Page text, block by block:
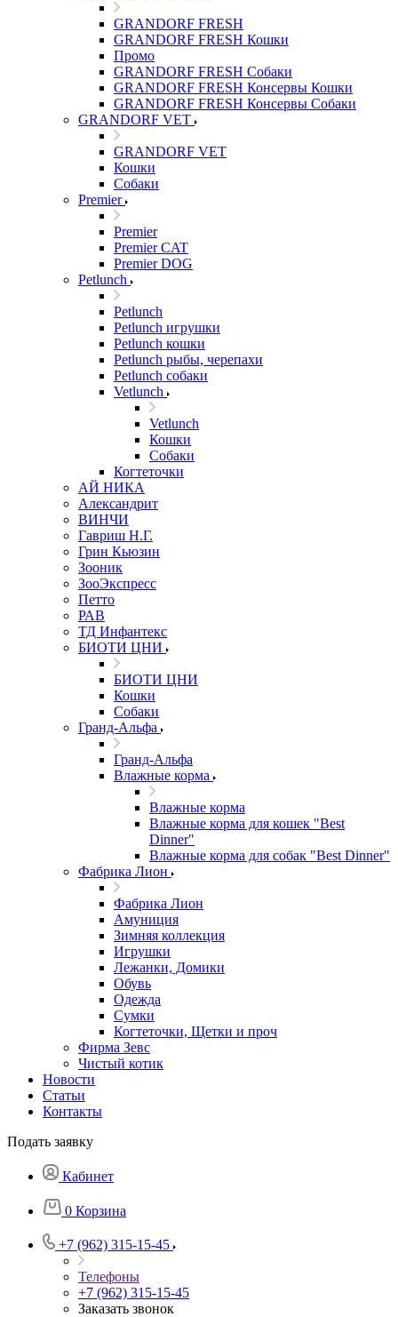
GRANDORF FRESH
GRANDORF FRESH Кошки
Промо
GRANDORF FRESH Собаки
GRANDORF FRESH Консервы Кошки
GRANDORF FRESH Консервы Собаки
GRANDORF VET
GRANDORF VET
Кошки
Собаки
Premier
Premier
Premier CAT
Premier DOG
Petlunch
Petlunch
Petlunch игрушки
Petlunch кошки
Petlunch рыбы, черепахи
Petlunch собаки
Vetlunch
Vetlunch
Кошки
Собаки
Когтеточки
АЙ НИКА
Александрит
ВИНЧИ
Гавриш Н.Г.
Грин Кьюзин
Зооник
ЗооЭкспресс
Петто
РАВ
ТД Инфантекс
БИОТИ ЦНИ
БИОТИ ЦНИ
Кошки
Собаки
Гранд-Альфа
Гранд-Альфа
Влажные корма
Влажные корма
Влажные корма для кошек "Best
Dinner"
Влажные корма для собак "Best Dinner"
Фабрика Лион
Фабрика Лион
Амуниция
Зимняя коллекция
Игрушки
Лежанки, Домики
Обувь
Одежда
Сумки
Когтеточки, Щетки и проч
Фирма Зевс
Чистый котик
Новости
Статьи
Контакты
Подать заявку
Кабинет
0 Корзина
+7 (962) 315-15-45
Телефоны
+7 (962) 315-15-45
Заказать звонок